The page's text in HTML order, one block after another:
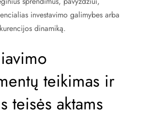
investavimo galimybes arba
dinamiką.
teikimas ir
teisės aktams